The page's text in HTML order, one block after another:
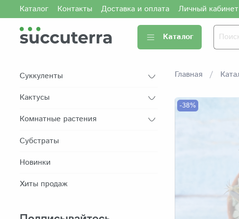
Каталог Контакты Доставка и оплата Личный кабинет
Каталог
Главная
-38%
Суккуленты
Кактусы
Комнатные растения
Субстраты
Новинки
Хиты продаж